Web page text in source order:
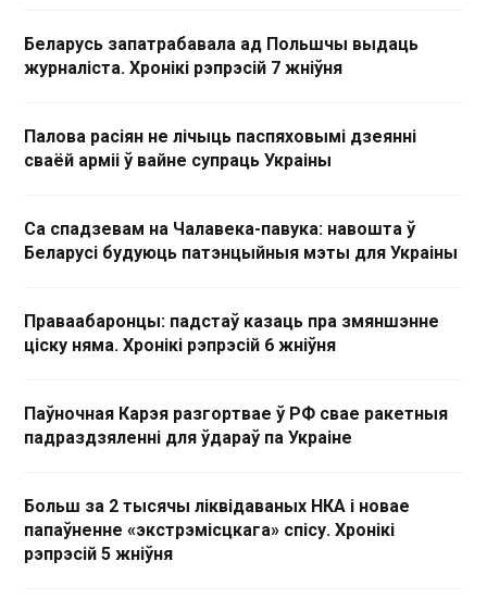
Беларусь запатрабавала ад Польшчы выдаць
журналіста. Хронікі рэпрэсій 7 жніўня
Палова расіян не лічыць паспяховымі дзеянні
сваёй арміі ў вайне супраць Украіны
Са спадзевам на Чалавека-павука: навошта ў
Беларусі будуюць патэнцыйныя мэты для Украіны
Праваабаронцы: падстаў казаць пра змяншэнне
ціску няма. Хронікі рэпрэсій 6 жніўня
Паўночная Карэя разгортвае ў РФ свае ракетныя
падраздзяленні для ўдараў па Украіне
Больш за 2 тысячы ліквідаваных НКА і новае
папаўненне «экстрэмісцкага» спісу. Хронікі
рэпрэсій 5 жніўня